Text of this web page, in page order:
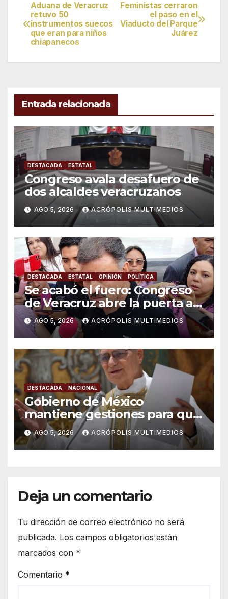
Navegación
de
entradas
Feministas cerraron
el paso en el
Viaducto del Parque
Juárez
Aduana de Veracruz
retuvo 50
instrumentos suecos
que eran para niños
chiapanecos
Entrada relacionada
DESTACADA ESTATAL
Congreso avala desafuero de
dos alcaldes veracruzanos
AGO 5, 2026 ACRÓPOLIS MULTIMEDIOS
DESTACADA ESTATAL OPINIÓN POLÍTICA
Se acabó el fuero: Congreso
de Veracruz abre la puerta a
proceso penal contra alcalde
de Úrsulo Galván
AGO 5, 2026 ACRÓPOLIS MULTIMEDIOS
DESTACADA NACIONAL
Gobierno de México
mantiene gestiones para que
el Papa León XIV visite el país
AGO 5, 2026 ACRÓPOLIS MULTIMEDIOS
Deja un comentario
Tu dirección de correo electrónico no será
publicada. Los campos obligatorios están
marcados con *
Comentario *